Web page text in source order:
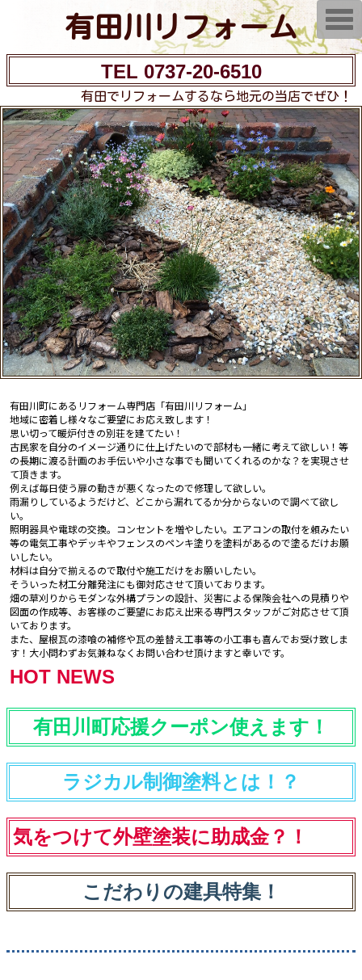
有田川リフォーム
TEL 0737-20-6510
有田でリフォームするなら地元の当店でぜひ！
有田川町にあるリフォーム専門店「有田川リフォーム」
地域に密着し様々なご要望にお応え致します！
思い切って暖炉付きの別荘を建てたい！
古民家を自分のイメージ通りに仕上げたいので部材も一緒に考えて欲しい！等
の長期に渡る計画のお手伝いや小さな事でも聞いてくれるのかな？を実現させ
て頂きます。
例えば毎日使う扉の動きが悪くなったので修理して欲しい。
雨漏りしているようだけど、どこから漏れてるか分からないので調べて欲し
い。
照明器具や電球の交換。コンセントを増やしたい。エアコンの取付を頼みたい
等の電気工事やデッキやフェンスのペンキ塗りを塗料があるので塗るだけお願
いしたい。
材料は自分で揃えるので取付や施工だけをお願いしたい。
そういった材工分離発注にも御対応させて頂いております。
畑の草刈りからモダンな外構プランの設計、災害による保険会社への見積りや
図面の作成等、お客様のご要望にお応え出来る専門スタッフがご対応させて頂
いております。
また、屋根瓦の漆喰の補修や瓦の差替え工事等の小工事も喜んでお受け致しま
す！大小問わずお気兼ねなくお問い合わせ頂けますと幸いです。
HOT NEWS
有田川町応援クーポン使えます！
ラジカル制御塗料とは！？
気をつけて外壁塗装に助成金？！
こだわりの建具特集！
T
o
g
g
n
a
v
i
g
a
t
i
o
n